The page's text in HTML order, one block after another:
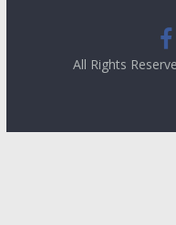
All Rights